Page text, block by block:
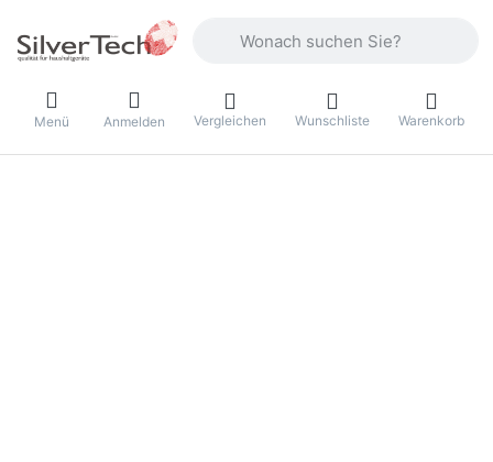
Menü Anmelden Vergleichen Wunschliste Warenkorb